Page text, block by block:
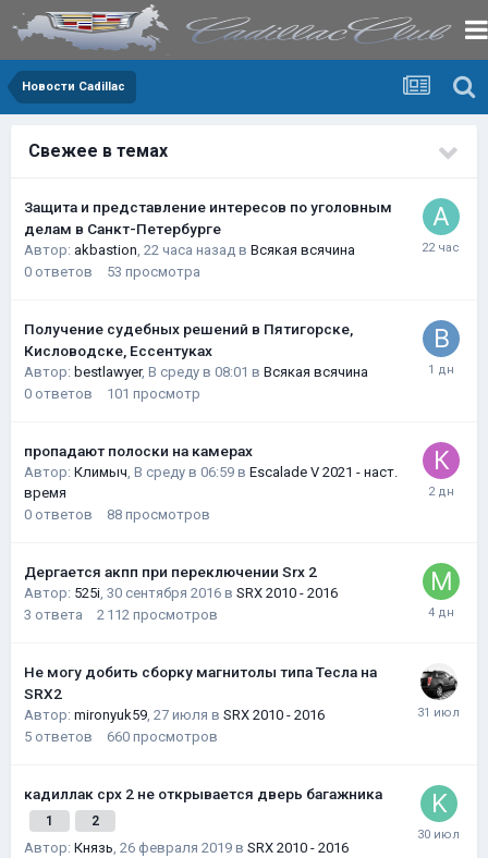
Новости Cadillac
Свежее в темах
Защита и представление интересов по уголовным
делам в Санкт-Петербурге
Автор: akbastion, 22 часа назад в Всякая всячина
0 ответов 53 просмотра
Получение судебных решений в Пятигорске,
Кисловодске, Ессентуках
Автор: bestlawyer, В среду в 08:01 в Всякая всячина
0 ответов 101 просмотр
пропадают полоски на камерах
Автор: Климыч, В среду в 06:59 в Escalade V 2021 - наст.
время
0 ответов 88 просмотров
Дергается акпп при переключении Srx 2
Автор: 525i, 30 сентября 2016 в SRX 2010 - 2016
3 ответа 2 112 просмотров
Не могу добить сборку магнитолы типа Тесла на
SRX2
Автор: mironyuk59, 27 июля в SRX 2010 - 2016
5 ответов 660 просмотров
кадиллак срх 2 не открывается дверь багажника
1 2
Автор: Князь, 26 февраля 2019 в SRX 2010 - 2016